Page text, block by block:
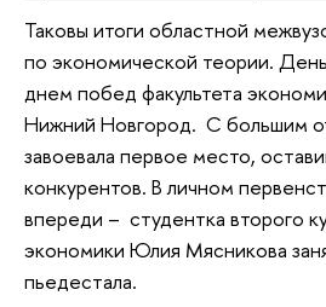
Таковы итоги областной
по экономической теории.
днем побед факультета
Нижний Новгород. С большим
завоевала первое место,
конкурентов. В личном
впереди – студентка второго
экономики Юлия Мясникова
пьедестала.